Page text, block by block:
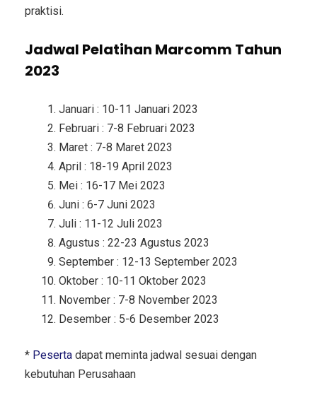
praktisi.
Jadwal Pelatihan Marcomm Tahun
2023
Januari : 10-11 Januari 2023
Februari : 7-8 Februari 2023
Maret : 7-8 Maret 2023
April : 18-19 April 2023
Mei : 16-17 Mei 2023
Juni : 6-7 Juni 2023
Juli : 11-12 Juli 2023
Agustus : 22-23 Agustus 2023
September : 12-13 September 2023
Oktober : 10-11 Oktober 2023
November : 7-8 November 2023
Desember : 5-6 Desember 2023
* Peserta dapat meminta jadwal sesuai dengan
kebutuhan Perusahaan